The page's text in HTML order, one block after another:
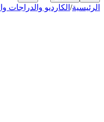
الرئيسية/ الكارديو والدراجات